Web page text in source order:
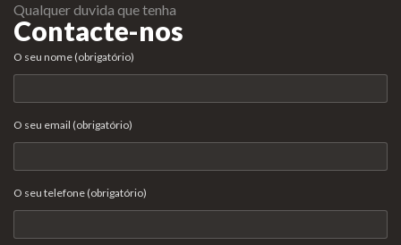
Qualquer duvida que tenha
Contacte-nos
O seu nome (obrigatório)
O seu email (obrigatório)
O seu telefone (obrigatório)